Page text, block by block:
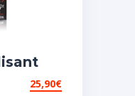
25,90€